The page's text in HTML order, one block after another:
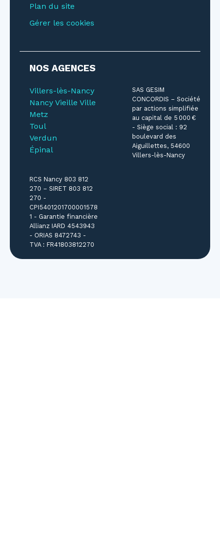
Plan du site
Gérer les cookies
NOS AGENCES
Villers-lès-Nancy
Nancy Vieille Ville
Metz
Toul
Verdun
Épinal
SAS GESIM
CONCORDIS – Société
par actions simplifiée
au capital de 5 000 €
- Siège social : 92
boulevard des
Aiguillettes, 54600
Villers-lès-Nancy
RCS Nancy 803 812
270 – SIRET 803 812
270 -
CPI5401201700001578
1 - Garantie financière
Allianz IARD 4543943
- ORIAS 8472743 -
TVA : FR41803812270